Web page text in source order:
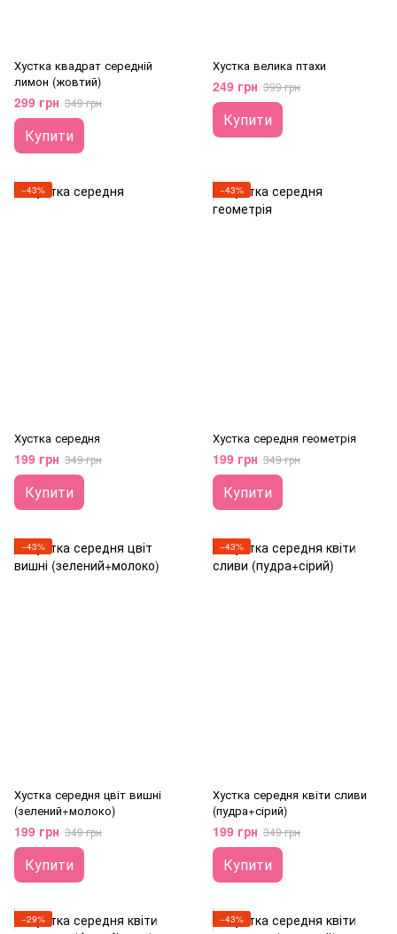
Хустка квадрат середній
лимон (жовтий)
299 грн 349 грн
Купити
Хустка велика птахи
249 грн 399 грн
Купити
−43%
Хустка середня
199 грн 349 грн
Купити
−43%
Хустка середня геометрія
199 грн 349 грн
Купити
−43%
Хустка середня цвіт вишні
(зелений+молоко)
199 грн 349 грн
Купити
−43%
Хустка середня квіти сливи
(пудра+сірий)
199 грн 349 грн
Купити
−29% −43%